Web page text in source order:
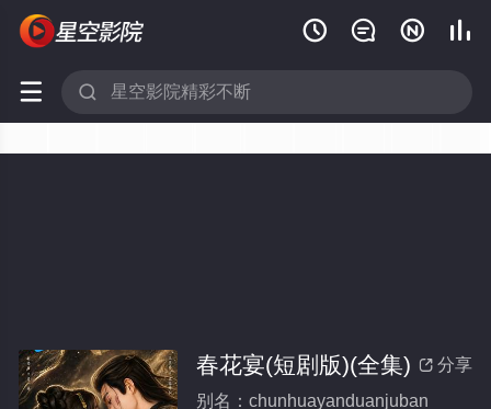
   
 
 分享
春花宴(短剧版)(全集)
别名：chunhuayanduanjuban